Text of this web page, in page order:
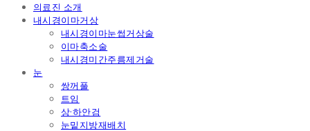
의료진 소개
내시경이마거상
내시경이마눈썹거상술
이마축소술
내시경미간주름제거술
눈
쌍꺼풀
트임
상·하안검
눈밑지방재배치